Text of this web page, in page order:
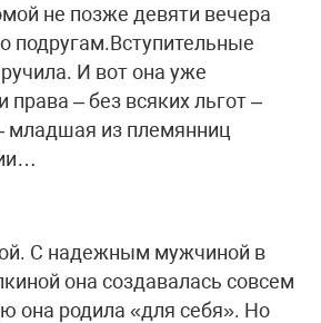
не позже девяти вечера
подругам.Вступительные
И вот она уже
– без всяких льгот –
младшая из племянниц
С надежным мужчиной в
она создавалась совсем
она родила «для себя». Но